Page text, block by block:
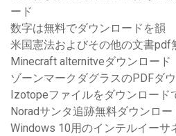
ード
数字は無料でダウンロードを韻
米国憲法およびその他の文書pdf
Minecraft alternitveダウンロード
ゾーンマークダグラスのPDFダ
Izotopeファイルをダウンロード
Noradサンタ追跡無料ダウンロー
Windows 10用のインテルイーサ